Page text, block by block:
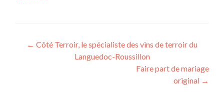
Navigation
← Côté Terroir, le spécialiste des vins de terroir du
Languedoc-Roussillon
Faire part de mariage
original →